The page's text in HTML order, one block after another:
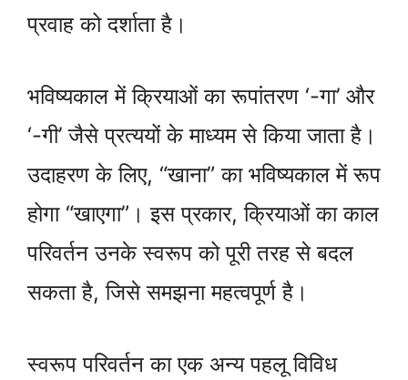
प्रवाह को दर्शाता है।
भविष्यकाल में क्रियाओं का रूपांतरण ‘-गा’ और
‘-गी’ जैसे प्रत्ययों के माध्यम से किया जाता है।
उदाहरण के लिए, “खाना” का भविष्यकाल में रूप
होगा “खाएगा”। इस प्रकार, क्रियाओं का काल
परिवर्तन उनके स्वरूप को पूरी तरह से बदल
सकता है, जिसे समझना महत्वपूर्ण है।
स्वरूप परिवर्तन का एक अन्य पहलू विविध